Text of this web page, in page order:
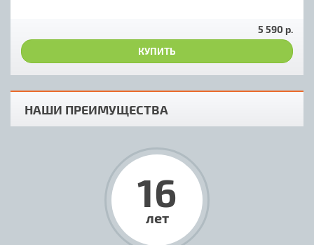
5 590 р.
КУПИТЬ
НАШИ ПРЕИМУЩЕСТВА
16
лет